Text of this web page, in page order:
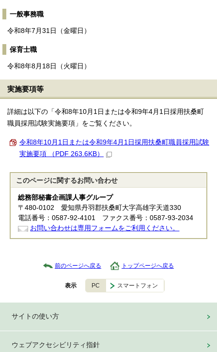
一般事務職
令和8年7月31日（金曜日）
保育士職
令和8年8月18日（火曜日）
実施要項等
詳細は以下の「令和8年10月1日または令和9年4月1日採用扶桑町
職員採用試験実施要項」をご覧ください。
令和8年10月1日または令和9年4月1日採用扶桑町職員採用試験
実施要項 （PDF 263.6KB）
このページに関するお問い合わせ
総務部秘書企画課人事グループ
〒480-0102 愛知県丹羽郡扶桑町大字高雄字天道330
電話番号：0587-92-4101 ファクス番号：0587-93-2034
お問い合わせは専用フォームをご利用ください。
前のページへ戻る トップページへ戻る
表示 PC スマートフォン
サイトの使い方
ウェブアクセシビリティ指針